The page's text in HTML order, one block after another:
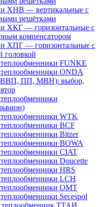
ХНВ — вертикальные с
решётками
ХКГ — горизонтальные с
компенсатором
ХПГ — горизонтальные с
головкой
FUNKE
ONDA
(ВВП, ПП, МВН): выбор,
WTK
BCF
Bitzer
BOWA
CIAT
Doucette
HRS
LCH
OMT
Secespol
ТТАИ